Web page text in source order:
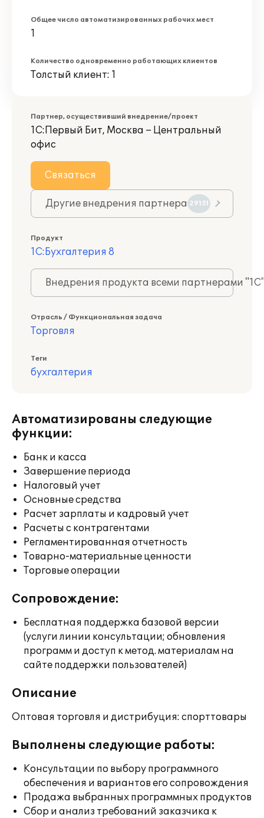
Общее число автоматизированных рабочих мест
1
Количество одновременно работающих клиентов
Толстый клиент: 1
Партнер, осуществивший внедрение/проект
1С:Первый Бит, Москва – Центральный
офис
Связаться
Другие внедрения партнера 29151
Продукт
1С:Бухгалтерия 8
Внедрения продукта всеми партнерами
Отрасль / Функциональная задача
Торговля
Теги
бухгалтерия
Автоматизированы следующие
функции:
Банк и касса
Завершение периода
Налоговый учет
Основные средства
Расчет зарплаты и кадровый учет
Расчеты с контрагентами
Регламентированная отчетность
Товарно-материальные ценности
Торговые операции
Сопровождение:
Бесплатная поддержка базовой версии
(услуги линии консультации; обновления
программ и доступ к метод. материалам на
сайте поддержки пользователей)
Описание
Оптовая торговля и дистрибуция: спорттовары
Выполнены следующие работы:
Консультации по выбору программного
обеспечения и вариантов его сопровождения
Продажа выбранных программных продуктов
Сбор и анализ требований заказчика к